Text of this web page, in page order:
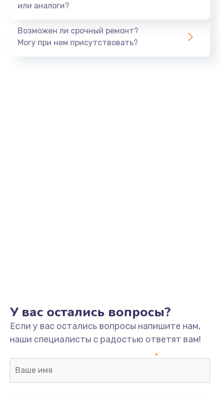
Настройка ОС
от 1060 руб.
от 1895 руб.
Заказать
Замена аккумулятора
или аналоги?
Возможен ли срочный ремонт?
Могу при нем присутствовать?
У вас остались вопросы?
Если у вас остались вопросы напишите нам,
наши специалисты с радостью ответят вам!